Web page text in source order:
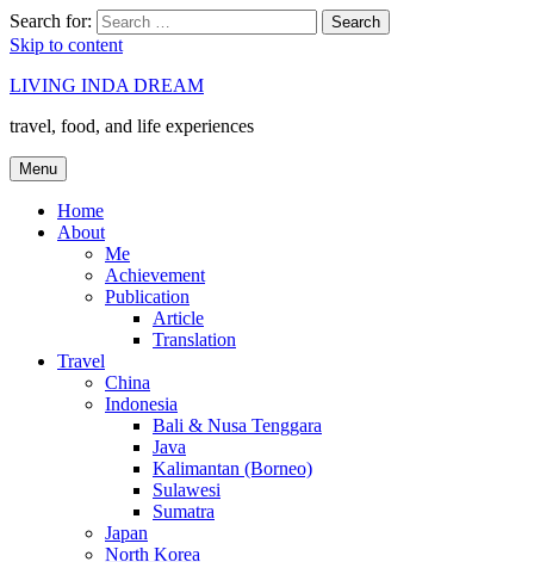
Search for: Search
Skip to content
LIVING INDA DREAM
travel, food, and life experiences
Menu
Home
About
Me
Achievement
Publication
Article
Translation
Travel
China
Indonesia
Bali & Nusa Tenggara
Java
Kalimantan (Borneo)
Sulawesi
Sumatra
Japan
North Korea